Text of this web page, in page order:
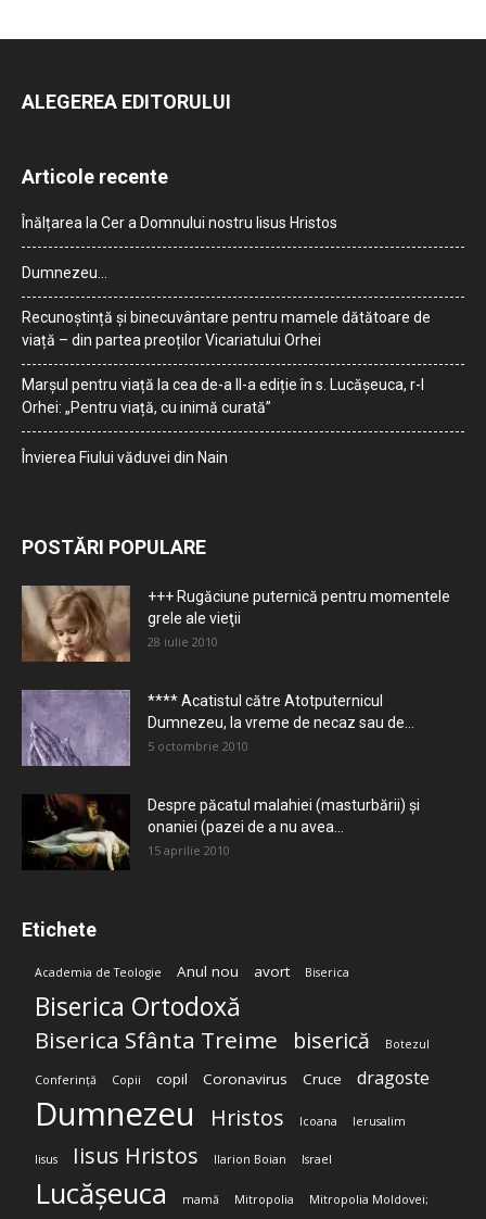
ALEGEREA EDITORULUI
Articole recente
Înălțarea la Cer a Domnului nostru Iisus Hristos
Dumnezeu…
Recunoștință și binecuvântare pentru mamele dătătoare de
viață – din partea preoților Vicariatului Orhei
Marșul pentru viață la cea de-a II-a ediție în s. Lucășeuca, r-l
Orhei: „Pentru viață, cu inimă curată”
Învierea Fiului văduvei din Nain
POSTĂRI POPULARE
+++ Rugăciune puternică pentru momentele
grele ale vieţii
28 iulie 2010
**** Acatistul către Atotputernicul
Dumnezeu, la vreme de necaz sau de...
5 octombrie 2010
Despre păcatul malahiei (masturbării) şi
onaniei (pazei de a nu avea...
15 aprilie 2010
Etichete
Academia de Teologie Anul nou avort Biserica
Biserica Ortodoxă
Biserica Sfânta Treime biserică Botezul
Conferință Copii copil Coronavirus Cruce dragoste
Dumnezeu Hristos Icoana Ierusalim
Iisus Iisus Hristos Ilarion Boian Israel
Lucășeuca mamă Mitropolia Mitropolia Moldovei;